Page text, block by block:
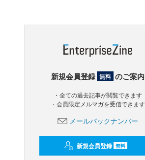
新規会員登録 無料 のご案内
・全ての過去記事が閲覧できます
・会員限定メルマガを受信できます
メールバックナンバー
新規会員登録 無料